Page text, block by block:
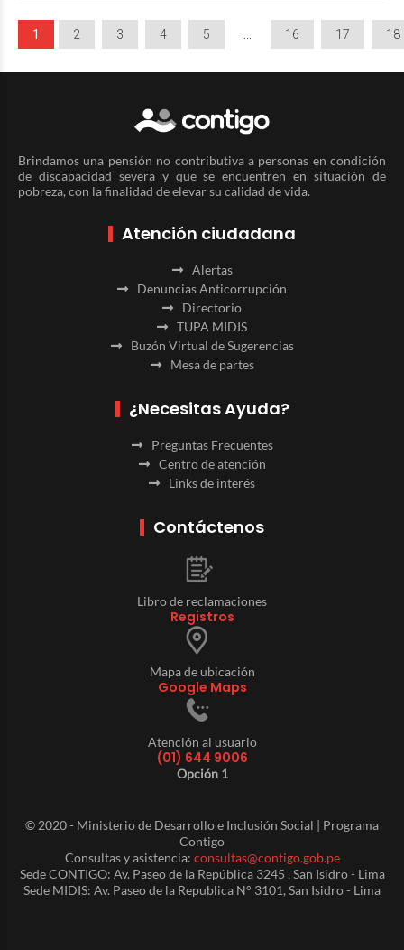
1 2 3 4 5 16 17 18
Brindamos una pensión no contributiva a personas en condición
de discapacidad severa y que se encuentren en situación de
pobreza, con la finalidad de elevar su calidad de vida.
Atención ciudadana
Alertas
Denuncias Anticorrupción
Directorio
TUPA MIDIS
Buzón Virtual de Sugerencias
Mesa de partes
¿Necesitas Ayuda?
Preguntas Frecuentes
Centro de atención
Links de interés
Contáctenos
Libro de reclamaciones
Registros
Mapa de ubicación
Google Maps
Atención al usuario
(01) 644 9006
Opción 1
© 2020 - Ministerio de Desarrollo e Inclusión Social | Programa
Contigo
Consultas y asistencia: consultas@contigo.gob.pe
Sede CONTIGO: Av. Paseo de la República 3245 , San Isidro - Lima
Sede MIDIS: Av. Paseo de la Republica N° 3101, San Isidro - Lima